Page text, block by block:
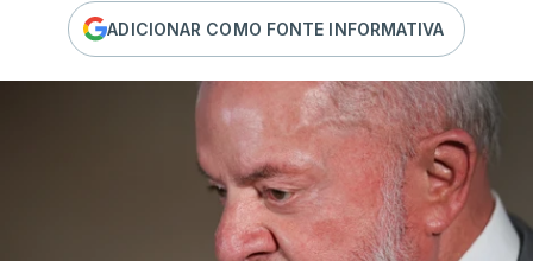
ADICIONAR COMO FONTE INFORMATIVA